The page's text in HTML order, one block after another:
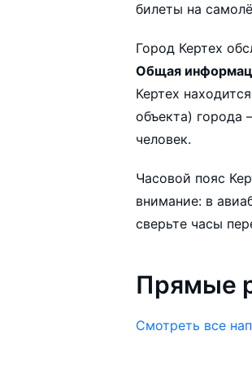
билеты на
Город Кертех
Aviasales.by
выбирать
Общая
Кертех
объекта) города
человек.
Часовой пояс
внимание: в
сверьте часы
Прямые
Смотреть все